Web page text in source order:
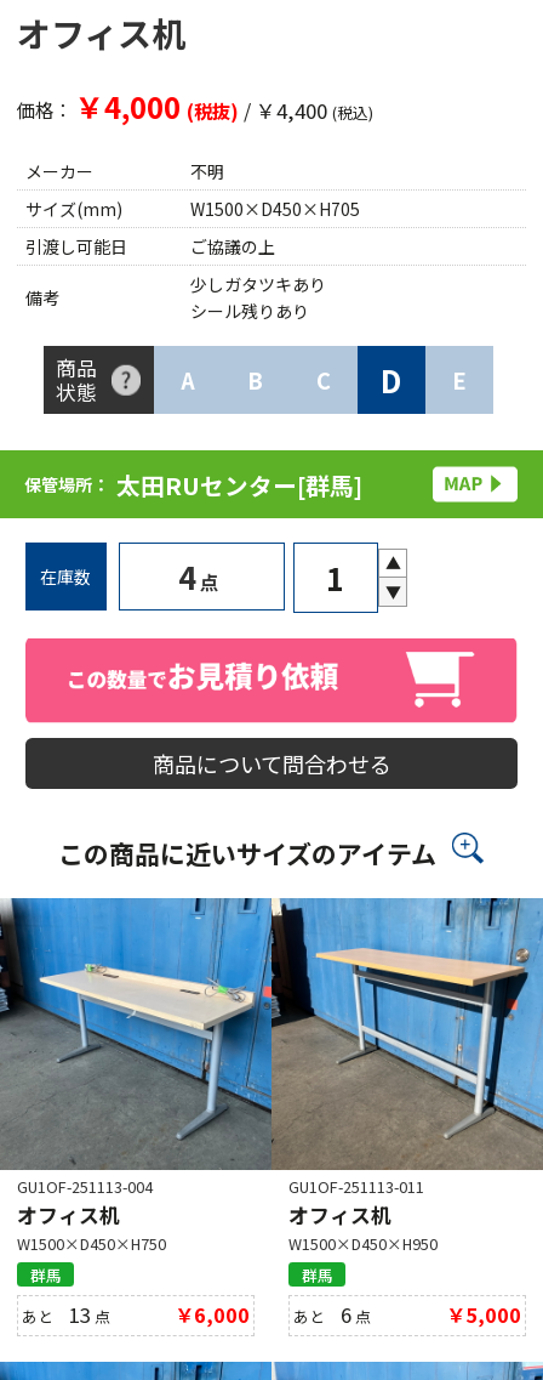
オフィス机
価格： ￥4,000 (税抜) / ￥4,400 (税込)
メーカー
不明
サイズ(mm)
W1500×D450×H705
引渡し可能日
ご協議の上
備考
少しガタツキあり
シール残りあり
商品
状態
A B C D E
保管場所： 太田RUセンター[群馬]
在庫数 4 点
▲
▼
商品について問合わせる
この商品に近いサイズのアイテム
GU1OF-251113-004
オフィス机
W1500×D450×H750
群馬
あと 13 点 ￥6,000
GU1OF-251113-011
オフィス机
W1500×D450×H950
群馬
あと 6 点 ￥5,000